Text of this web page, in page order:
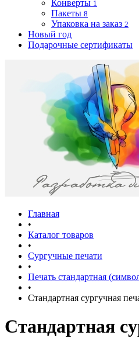
Конверты 1
Пакеты 8
Упаковка на заказ 2
Новый год
Подарочные сертификаты
Главная
•
Каталог товаров
•
Сургучные печати
•
Печать стандартная
•
Стандартная сургучная
Стандартная